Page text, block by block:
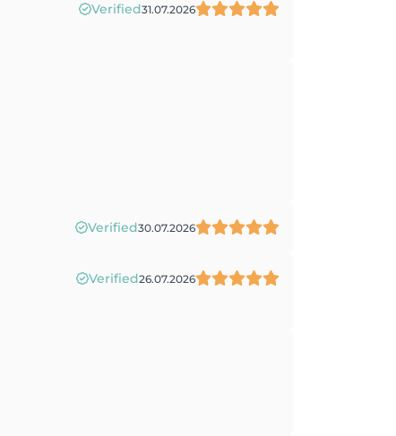
Verified31.07.2026
Verified30.07.2026
Verified26.07.2026